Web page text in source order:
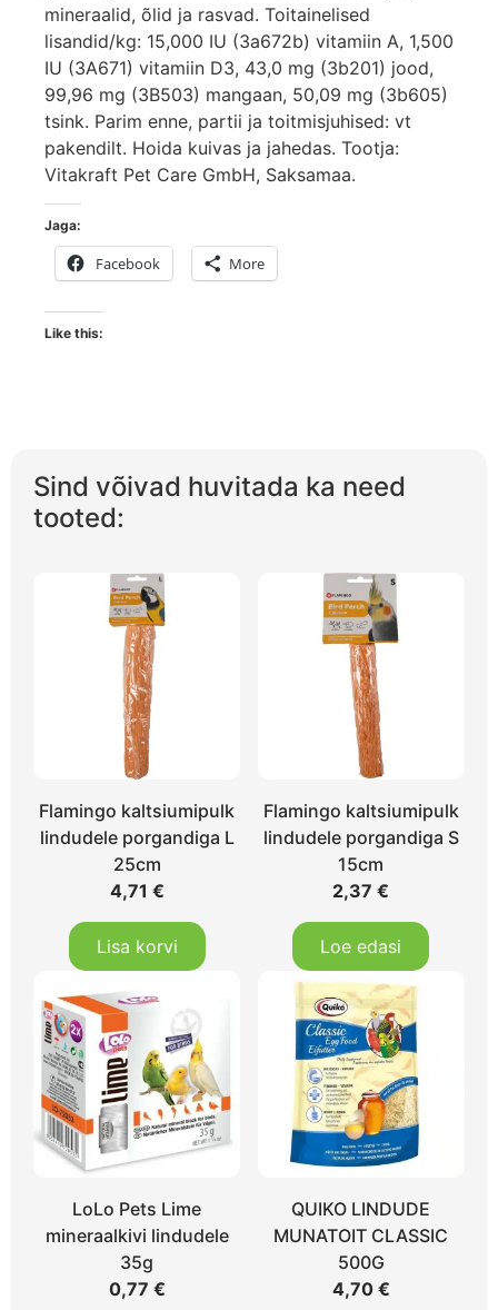
mineraalid, õlid ja rasvad. Toitainelised
lisandid/kg: 15,000 IU (3a672b) vitamiin A, 1,500
IU (3A671) vitamiin D3, 43,0 mg (3b201) jood,
99,96 mg (3B503) mangaan, 50,09 mg (3b605)
tsink. Parim enne, partii ja toitmisjuhised: vt
pakendilt. Hoida kuivas ja jahedas. Tootja:
Vitakraft Pet Care GmbH, Saksamaa.
Jaga:
Facebook More
Like this:
Sind võivad huvitada ka need
tooted:
Flamingo kaltsiumipulk
lindudele porgandiga L
25cm
4,71 €
Lisa korvi
Flamingo kaltsiumipulk
lindudele porgandiga S
15cm
2,37€
Loe edasi
LoLo Pets Lime
mineraalkivi lindudele
35g
0,77 €
QUIKO LINDUDE
MUNATOIT CLASSIC
500G
4,70 €